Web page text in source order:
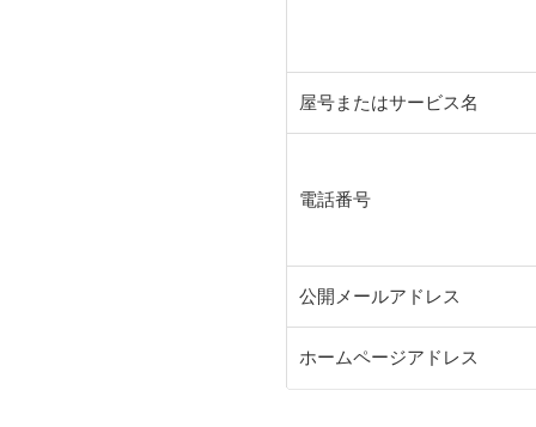
屋号またはサービス名
電話番号
公開メールアドレス
ホームページアドレス